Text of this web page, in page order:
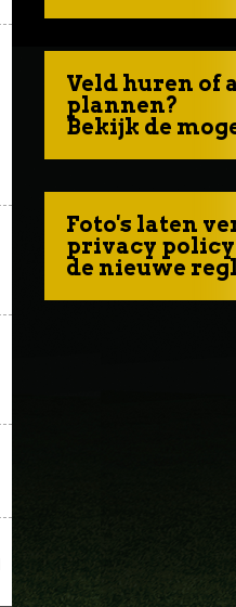
Veld huren of
plannen?
Bekijk de
Foto's laten
privacy policy
de nieuwe